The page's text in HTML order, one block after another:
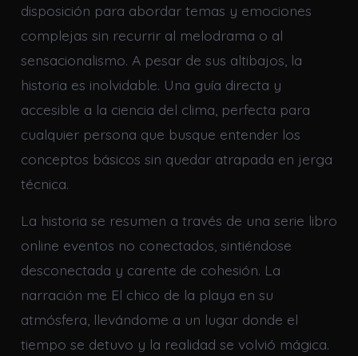
disposición para abordar temas y emociones
complejas sin recurrir al melodrama o al
sensacionalismo. A pesar de sus altibajos, la
historia es inolvidable. Una guía directa y
accesible a la ciencia del clima, perfecta para
cualquier persona que busque entender los
conceptos básicos sin quedar atrapada en jerga
técnica.
La historia se resumen a través de una serie libro
online​ eventos no conectados, sintiéndose
desconectada y carente de cohesión. La
narración me El chico de la playa en su
atmósfera, llevándome a un lugar donde el
tiempo se detuvo y la realidad se volvió mágica.